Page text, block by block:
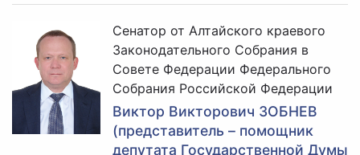
Сенатор от Алтайского краевого
Законодательного Собрания в
Совете Федерации Федерального
Собрания Российской Федерации
Виктор Викторович ЗОБНЕВ
(представитель – помощник
депутата Государственной Думы